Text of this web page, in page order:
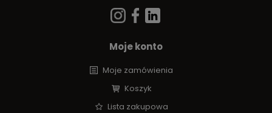
Moje konto
Moje zamówienia
Koszyk
Lista zakupowa